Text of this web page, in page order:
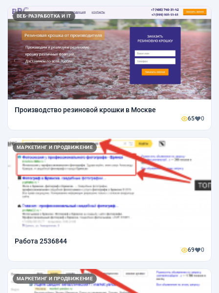
ВЕБ-РАЗРАБОТКА И IT
Производство резиновой крошки в Москве
65 0
МАРКЕТИНГ И ПРОДВИЖЕНИЕ
Работа 2536844
69 0
МАРКЕТИНГ И ПРОДВИЖЕНИЕ